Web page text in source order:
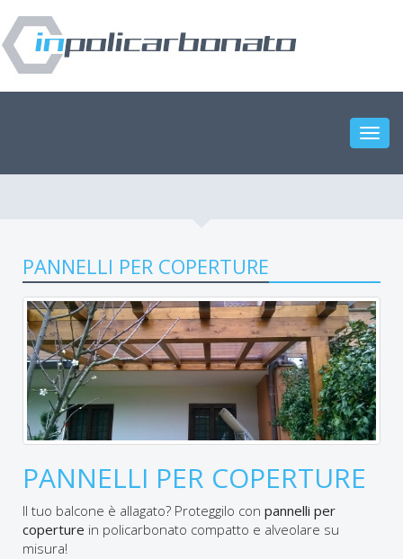
PANNELLI PER COPERTURE
PANNELLI PER COPERTURE
Il tuo balcone è allagato? Proteggilo con pannelli per
coperture in policarbonato compatto e alveolare su
misura!